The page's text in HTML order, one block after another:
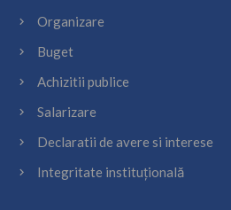
Organizare
Buget
Achizitii publice
Salarizare
Declaratii de avere si interese
Integritate instituțională